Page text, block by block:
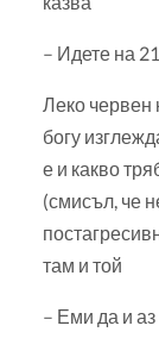
– Идете на
Леко червен
богу
е и какво
(смисъл, че
там и той
– Еми да и аз